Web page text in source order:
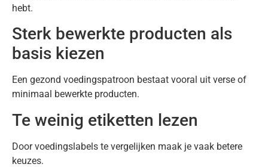
hebt.
Sterk bewerkte producten als
basis kiezen
Een gezond voedingspatroon bestaat vooral uit verse of
minimaal bewerkte producten.
Te weinig etiketten lezen
Door voedingslabels te vergelijken maak je vaak betere
keuzes.